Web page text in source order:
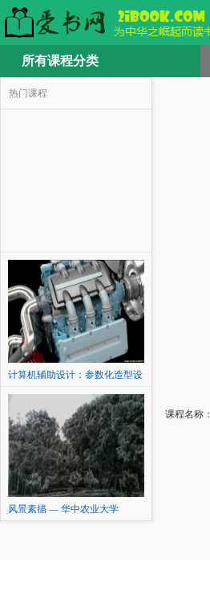
所有课程分类
热门课程
计算机辅助设计：参数化造型设
风景素描 — 华中农业大学
课程名称：